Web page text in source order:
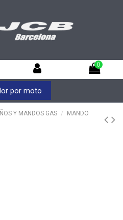
0
por moto
Y MANDOS GAS
MANDO